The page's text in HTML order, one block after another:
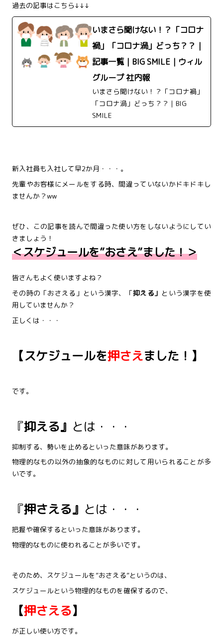
過去の記事はこちら↓↓↓
いまさら聞けない！？「コロナ
禍」「コロナ渦」どっち？？｜
記事一覧｜BIG SMILE｜ウィル
グループ 社内報
いまさら聞けない！？「コロナ禍」
「コロナ渦」どっち？？｜BIG
SMILE
新入社員も入社して早2か月・・・。
先輩やお客様にメールをする時、間違っていないかドキドキし
ませんか？ww
ぜひ、この記事を読んで間違った使い方をしないようにしてい
きましょう！
＜スケジュールを”おさえ”ました！＞
皆さんもよく使いますよね？
その時の「おさえる」という漢字、「抑える」 という漢字を使
用していませんか？
正しくは・・・
【スケジュールを押さえました！】
です。
『抑える』 とは・・・
抑制する、勢いを止めるといった意味があります。
物理的なもの以外の抽象的なものに対して用いられることが多
いです。
『押さえる』 とは・・・
把握や確保するといった意味があります。
物理的なものに使われることが多いです。
そのため、スケジュールを”おさえる”というのは、
スケジュールという物理的なものを確保するので、
【押さえる】
が正しい使い方です。